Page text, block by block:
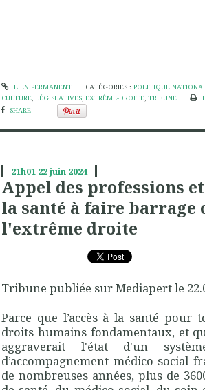
LIEN PERMANENT CATÉGORIES : POLITIQUE
CULTURE, LÉGISLATIVES, EXTRÊME-DROITE, TRIBUNE
SHARE
21h01 22juin 2024
Appel des professions
la santé à faire barrage
l'extrême droite
Tribune publiée sur Mediapert le
Parce que l’accès à la santé pour
droits humains fondamentaux, et
aggraverait l'état d'un
d’accompagnement médico-social
de nombreuses années, plus de